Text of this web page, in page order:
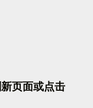
新页面或点击